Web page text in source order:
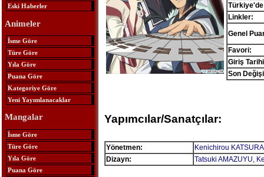
Eski Haberler
Animeler
İsme Göre
Türe Göre
Yıla Göre
Puana Göre
Kategoriye Göre
Yeni Yayımlanacaklar
Mangalar
İsme Göre
Türe Göre
Yıla Göre
Puana Göre
Linkler:
Genel
Favori:
Giriş
Son
Yapımcılar/Sanatçılar:
Yönetmen:
Kenichirou KATSURA
Dizayn:
Tatsuki AMAZUYU,